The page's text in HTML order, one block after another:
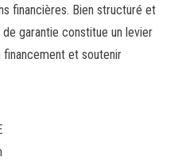
financières. Bien structuré et
garantie constitue un levier
financement et soutenir